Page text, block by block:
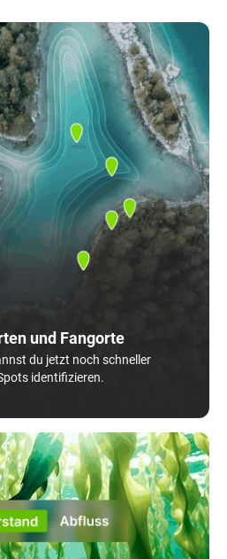
und Fangorte
du jetzt noch schneller
identifizieren.